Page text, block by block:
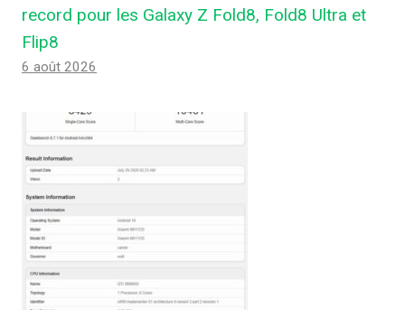
record pour les Galaxy Z Fold8, Fold8 Ultra et
Flip8
6 août 2026